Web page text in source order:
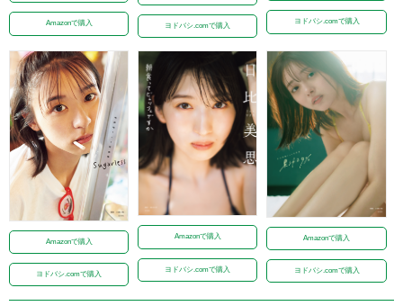
Amazonで購入 ヨドバシ.comで購入
ヨドバシ.comで購入
Amazonで購入
ヨドバシ.comで購入
Amazonで購入
ヨドバシ.comで購入
Amazonで購入
ヨドバシ.comで購入